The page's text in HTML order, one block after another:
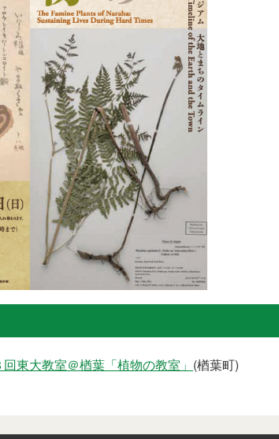
東大教室＠楢葉「植物の教室」 (楢葉町)